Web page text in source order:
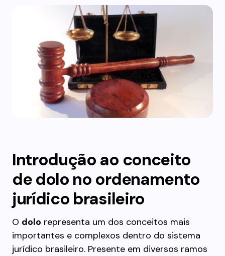
Introdução ao conceito
de dolo no ordenamento
jurídico brasileiro
O dolo representa um dos conceitos mais
importantes e complexos dentro do sistema
jurídico brasileiro. Presente em diversos ramos